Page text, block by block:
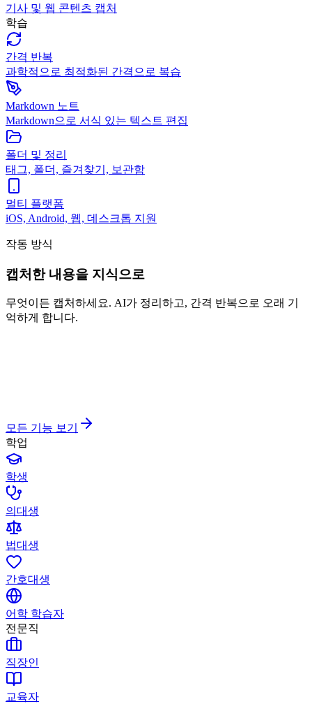
기사 및 웹 콘텐츠 캡처
학습
간격 반복
과학적으로 최적화된 간격으로 복습
Markdown 노트
Markdown으로 서식 있는 텍스트 편집
폴더 및 정리
태그, 폴더, 즐겨찾기, 보관함
멀티 플랫폼
iOS, Android, 웹, 데스크톱 지원
작동 방식
캡처한 내용을 지식으로
무엇이든 캡처하세요. AI가 정리하고, 간격 반복으로 오래 기
억하게 합니다.
모든 기능 보기
학업
학생
의대생
법대생
간호대생
어학 학습자
전문직
직장인
교육자